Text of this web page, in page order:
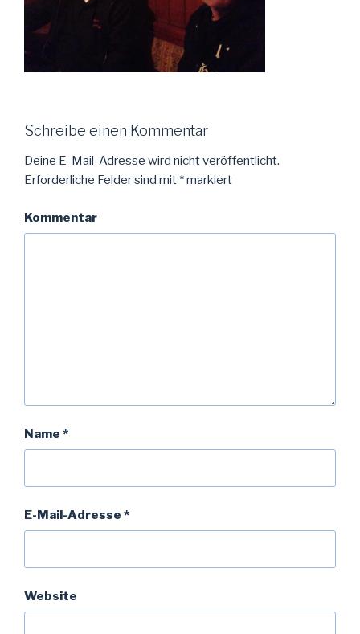
Schreibe einen Kommentar
Deine E-Mail-Adresse wird nicht veröffentlicht.
Erforderliche Felder sind mit *markiert
Kommentar
Name *
E-Mail-Adresse *
Website